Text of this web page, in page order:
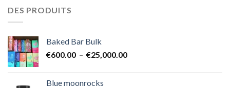
DES PRODUITS
Baked Bar Bulk
€600.00 – €25,000.00Plage
Blue moonrocks